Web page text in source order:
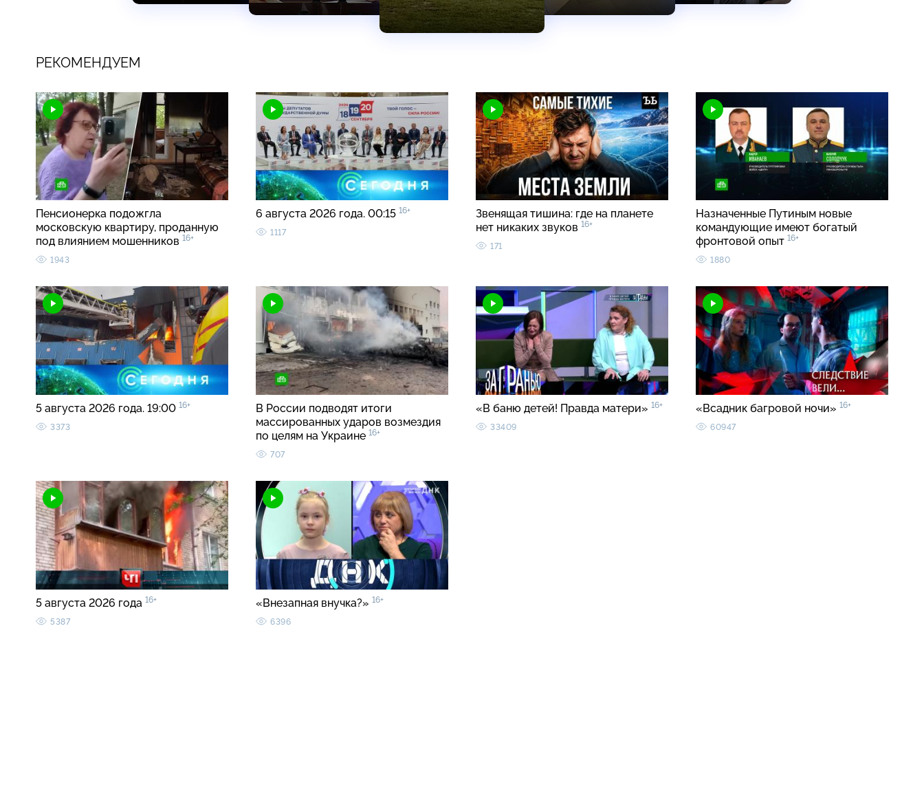
РЕКОМЕНДУЕМ
Пенсионерка подожгла
московскую квартиру, проданную
под влиянием мошенников 16+
1943
6 августа 2026 года. 00:15 16+
1117
Звенящая тишина: где на планете
нет никаких звуков 16+
171
Назначенные Путиным новые
командующие имеют богатый
фронтовой опыт 16+
1880
5 августа 2026 года. 19:00 16+
3373
В России подводят итоги
массированных ударов возмездия
по целям на Украине 16+
707
«В баню детей! Правда матери» 16+
33409
«Всадник багровой ночи» 16+
60947
5 августа 2026 года 16+
5387
«Внезапная внучка?» 16+
6396